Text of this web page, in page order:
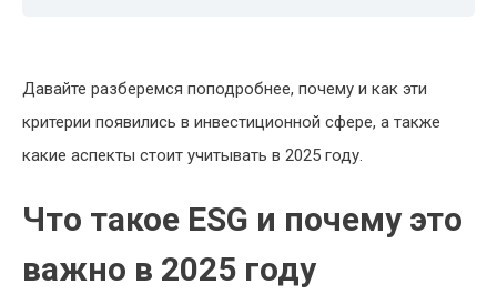
Давайте разберемся поподробнее, почему и как эти
критерии появились в инвестиционной сфере, а также
какие аспекты стоит учитывать в 2025 году.
Что такое ESG и почему это
важно в 2025 году